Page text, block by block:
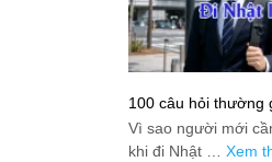
100 câu hỏi thường
việc: Giải đáp thật
mới bắt đầu
Vì sao người mới
khi đi Nhật … Xem